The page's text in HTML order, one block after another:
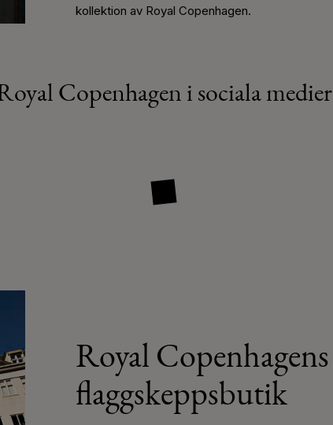
kollektion av Royal Copenhagen.
Copenhagen i sociala medier
Royal Copenhagens
flaggskeppsbutik